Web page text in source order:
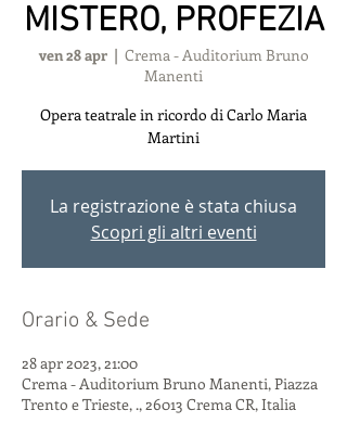
MISTERO, PROFEZIA
ven 28 apr
  |
Crema - Auditorium Bruno
Manenti
Opera teatrale in ricordo di Carlo Maria
Martini
La registrazione è stata chiusa
Scopri gli altri eventi
Orario & Sede
28 apr 2023, 21:00
Crema - Auditorium Bruno Manenti, Piazza
Trento e Trieste, ., 26013 Crema CR, Italia